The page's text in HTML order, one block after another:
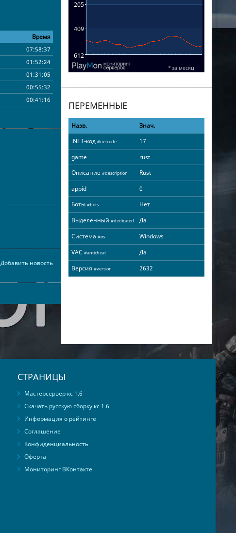
Время
07:58:37
01:52:24
01:31:05
00:55:32
00:41:16
Добавить новость
ПЕРЕМЕННЫЕ
Назв.
Знач.
.NET-код #netcode
17
game
rust
Описание #description
Rust
appid
0
Боты #bots
Нет
Выделенный #dedicated
Да
Система #os
Windows
VAC #anticheat
Да
Версия #version 2632
СТРАНИЦЫ
Мастерсервер кс 1.6
Скачать русскую сборку кс 1.6
Информация о рейтинге
Соглашение
Конфиденциальность
Оферта
Мониторинг ВКонтакте